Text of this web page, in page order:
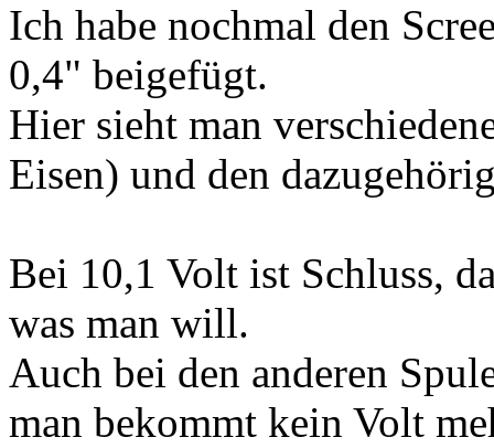
Ich habe nochmal den
0,4" beigefügt.
Hier sieht man
Eisen) und den
Bei 10,1 Volt ist Schluss,
was man will.
Auch bei den anderen
man bekommt kein Volt